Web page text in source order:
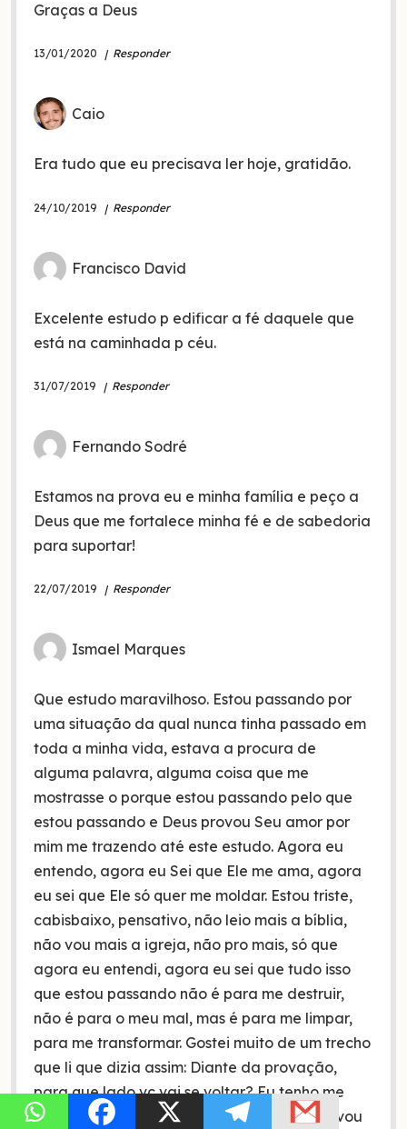
Graças a Deus
13/01/2020 Responder
Caio
Era tudo que eu precisava ler hoje, gratidão.
24/10/2019 Responder
Francisco David
Excelente estudo p edificar a fé daquele que
está na caminhada p céu.
31/07/2019 Responder
Fernando Sodré
Estamos na prova eu e minha família e peço a
Deus que me fortalece minha fé e de sabedoria
para suportar!
22/07/2019 Responder
Ismael Marques
Que estudo maravilhoso. Estou passando por
uma situação da qual nunca tinha passado em
toda a minha vida, estava a procura de
alguma palavra, alguma coisa que me
mostrasse o porque estou passando pelo que
estou passando e Deus provou Seu amor por
mim me trazendo até este estudo. Agora eu
entendo, agora eu Sei que Ele me ama, agora
eu sei que Ele só quer me moldar. Estou triste,
cabisbaixo, pensativo, não leio mais a bíblia,
não vou mais a igreja, não pro mais, só que
agora eu entendi, agora eu sei que tudo isso
que estou passando não é para me destruir,
não é para o meu mal, mas é para me limpar,
para me transformar. Gostei muito de um trecho
que li que dizia assim: Diante da provação,
para que lado vc vai se voltar? Eu tenho me
voltado para o desespero e angústia, mas vou